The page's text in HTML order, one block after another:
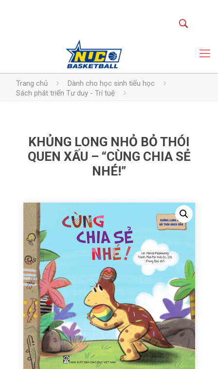
Trang chủ
Dành cho học sinh tiểu học
Sách phát triển Tư duy - Trí tuệ
KHỦNG LONG NHỎ BỎ THÓI
QUEN XẤU – “CÙNG CHIA SẺ
NHÉ!”